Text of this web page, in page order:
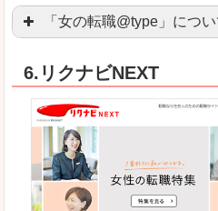
「女の転職@type」につ
良いところ
正社員求人が約
働く女のワーク
求人の掲載数が
6.リクナビNEXT